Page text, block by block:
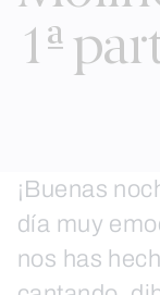
1ª
¡Buenas
día muy
nos has